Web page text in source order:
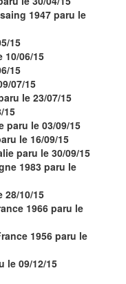
1947 paru le
15
10/06/15
15
07/15
le 23/07/15
15
paru le 03/09/15
le 16/09/15
paru le 30/09/15
1983 paru le
28/10/15
1966 paru le
1956 paru le
le 09/12/15